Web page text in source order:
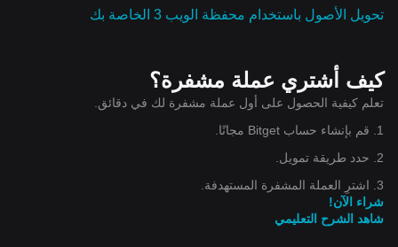
تحويل الأصول باستخدام محفظة الويب 3 الخاصة بك
كيف أشتري عملة مشفرة؟
تعلم كيفية الحصول على أول عملة مشفرة لك في دقائق.
1. قم بإنشاء حساب Bitget مجانًا.
2. حدد طريقة تمويل.
3. اشترِ العملة المشفرة المستهدفة.
شراء الآن!
شاهد الشرح التعليمي